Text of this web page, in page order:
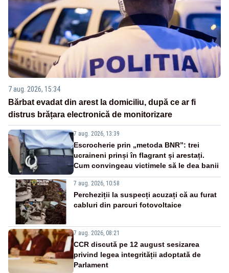
7 aug. 2026, 15:34
Bărbat evadat din arest la domiciliu, după ce ar fi
distrus brățara electronică de monitorizare
7 aug. 2026, 13:39
Escrocherie prin „metoda BNR”: trei
ucraineni prinși în flagrant și arestați.
Cum convingeau victimele să le dea banii
7 aug. 2026, 10:58
Percheziții la suspecți acuzați că au furat
cabluri din parcuri fotovoltaice
7 aug. 2026, 08:21
CCR discută pe 12 august sesizarea
privind legea integrității adoptată de
Parlament